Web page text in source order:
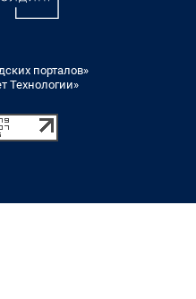
порталов»
Технологии»